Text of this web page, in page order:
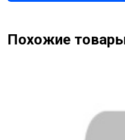
Похожие